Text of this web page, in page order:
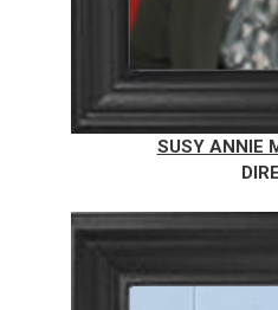
SUSY ANNIE